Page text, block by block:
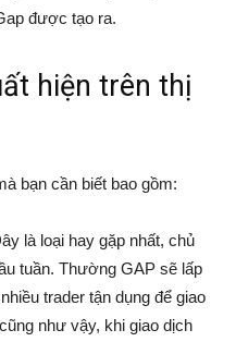
được tạo ra.
hiện trên thị
bạn cần biết bao gồm:
là loại hay gặp nhất, chủ
tuần. Thường GAP sẽ lấp
trader tận dụng để giao
như vậy, khi giao dịch